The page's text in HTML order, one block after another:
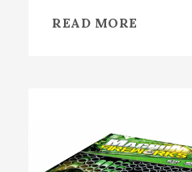
READ MORE